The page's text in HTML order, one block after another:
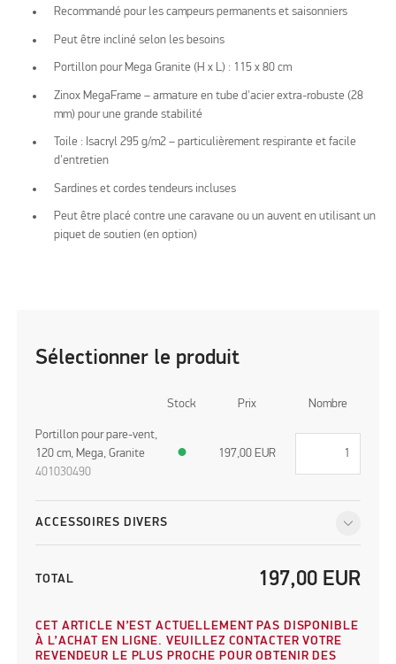
Recommandé pour les campeurs permanents et saisonniers
Peut être incliné selon les besoins
Portillon pour Mega Granite (H x L) : 115 x 80 cm
Zinox MegaFrame – armature en tube d'acier extra-robuste (28
mm) pour une grande stabilité
Toile : Isacryl 295 g/m2 – particulièrement respirante et facile
d'entretien
Sardines et cordes tendeurs incluses
Peut être placé contre une caravane ou un auvent en utilisant un
piquet de soutien (en option)
Sélectionner le produit
Stock Prix Nombre
Portillon pour pare-vent,
120 cm, Mega, Granite
401030490
● 197,00 EUR
ACCESSOIRES DIVERS
TOTAL 197,00 EUR
CET ARTICLE N’EST ACTUELLEMENT PAS DISPONIBLE
À L’ACHAT EN LIGNE. VEUILLEZ CONTACTER VOTRE
REVENDEUR LE PLUS PROCHE POUR OBTENIR DES